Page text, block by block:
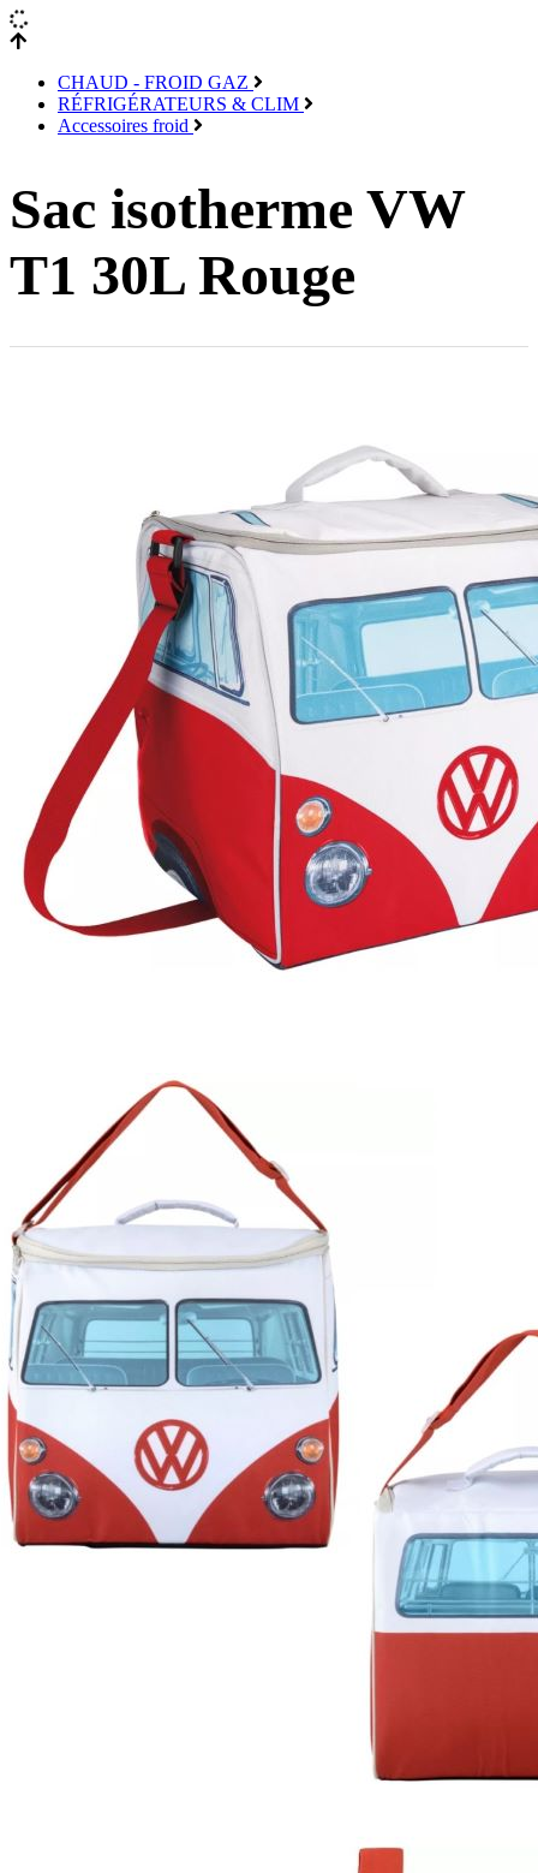
CHAUD - FROID GAZ
RÉFRIGÉRATEURS & CLIM
Accessoires froid
Sac isotherme VW
T1 30L Rouge